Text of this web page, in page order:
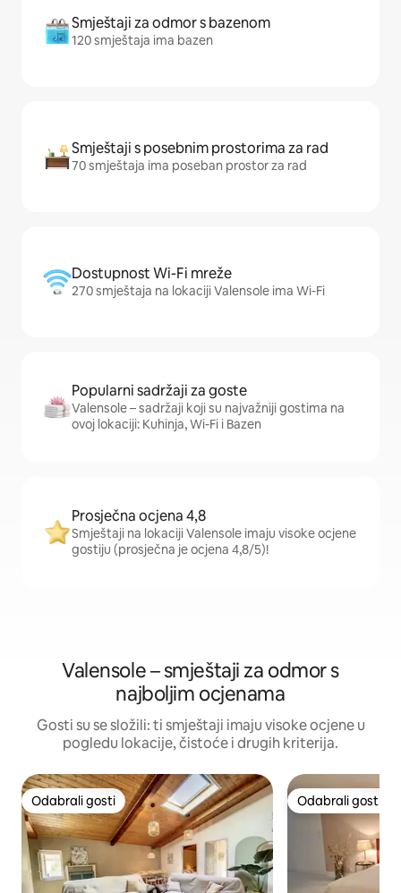
Smještaji za odmor s bazenom
120 smještaja ima bazen
Smještaji s posebnim prostorima za rad
70 smještaja ima poseban prostor za rad
Dostupnost Wi-Fi mreže
270 smještaja na lokaciji Valensole ima Wi-Fi
Popularni sadržaji za goste
Valensole – sadržaji koji su najvažniji gostima na
ovoj lokaciji: Kuhinja, Wi-Fi i Bazen
Prosječna ocjena 4,8
Smještaji na lokaciji Valensole imaju visoke ocjene
gostiju (prosječna je ocjena 4,8/5)!
Valensole – smještaji za odmor s
najboljim ocjenama
Gosti su se složili: ti smještaji imaju visoke ocjene u
pogledu lokacije, čistoće i drugih kriterija.
Odabrali gosti
Odabrali gosti Odabrali gosti
Odabrali gosti